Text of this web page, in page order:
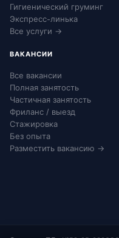
Гигиенический груминг
Экспресс-линька
Все услуги →
ВАКАНСИИ
Все вакансии
Полная занятость
Частичная занятость
Фриланс / выезд
Стажировка
Без опыта
Разместить вакансию →